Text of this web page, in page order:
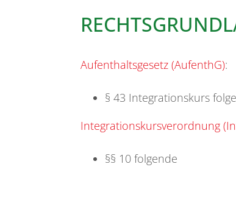
Aufenthaltsgesetz (AufenthG):
§ 43 Integrationskurs
Integrationskursverordnung
§§ 10 folgende